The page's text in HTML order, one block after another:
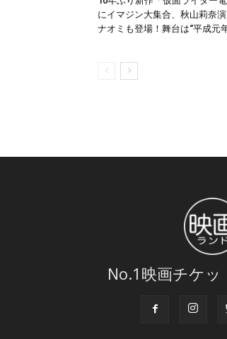
にイマジン大集合、秋山莉奈
ナオミも登場！舞台は“平成元
No.1映画チケッ